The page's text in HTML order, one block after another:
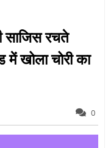
साजिस रचते
में खोला चोरी का
0